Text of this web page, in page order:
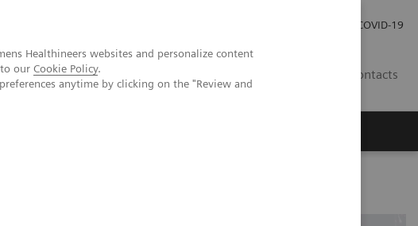
Healthineers websites and personalize content
our Cookie Policy.
anytime by clicking on the "Review and
COVID-19
Contacts